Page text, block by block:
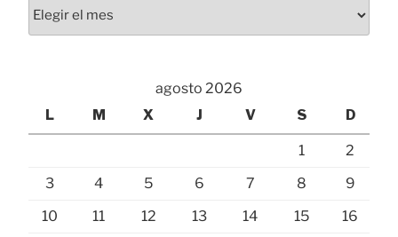
agosto 2026
L
M X J V S D
1
2
3
4 5 6 7 8
9
10
11 12 13 14 15
16